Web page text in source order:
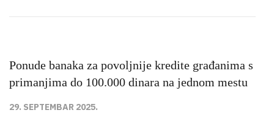
Ponude banaka za povoljnije kredite građanima s
primanjima do 100.000 dinara na jednom mestu
29. SEPTEMBAR 2025.